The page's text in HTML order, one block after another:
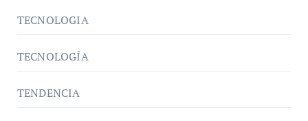
TECNOLOGIA
TECNOLOGÍA
TENDENCIA